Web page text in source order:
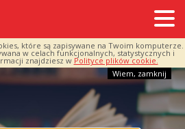
które są zapisywane na Twoim komputerze.
w celach funkcjonalnych, statystycznych i
znajdziesz w Polityce plików cookie.
Wiem, zamknij